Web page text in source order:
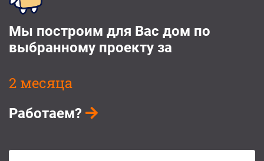
Мы построим для Вас дом по
выбранному проекту за
2 месяца
Работаем?